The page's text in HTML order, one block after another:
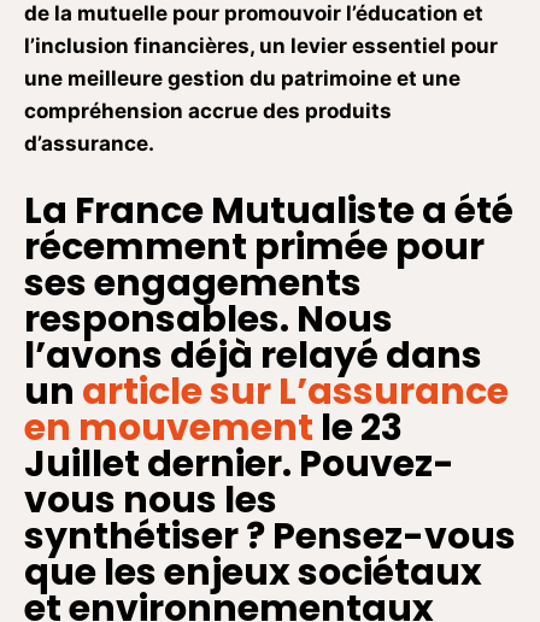
de la mutuelle pour promouvoir l’éducation et
l’inclusion financières, un levier essentiel pour
une meilleure gestion du patrimoine et une
compréhension accrue des produits
d’assurance.
La France Mutualiste a été
récemment primée pour
ses engagements
responsables. Nous
l’avons déjà relayé dans
un article sur L’assurance
en mouvement le 23
Juillet dernier. Pouvez-
vous nous les
synthétiser ? Pensez-vous
que les enjeux sociétaux
et environnementaux